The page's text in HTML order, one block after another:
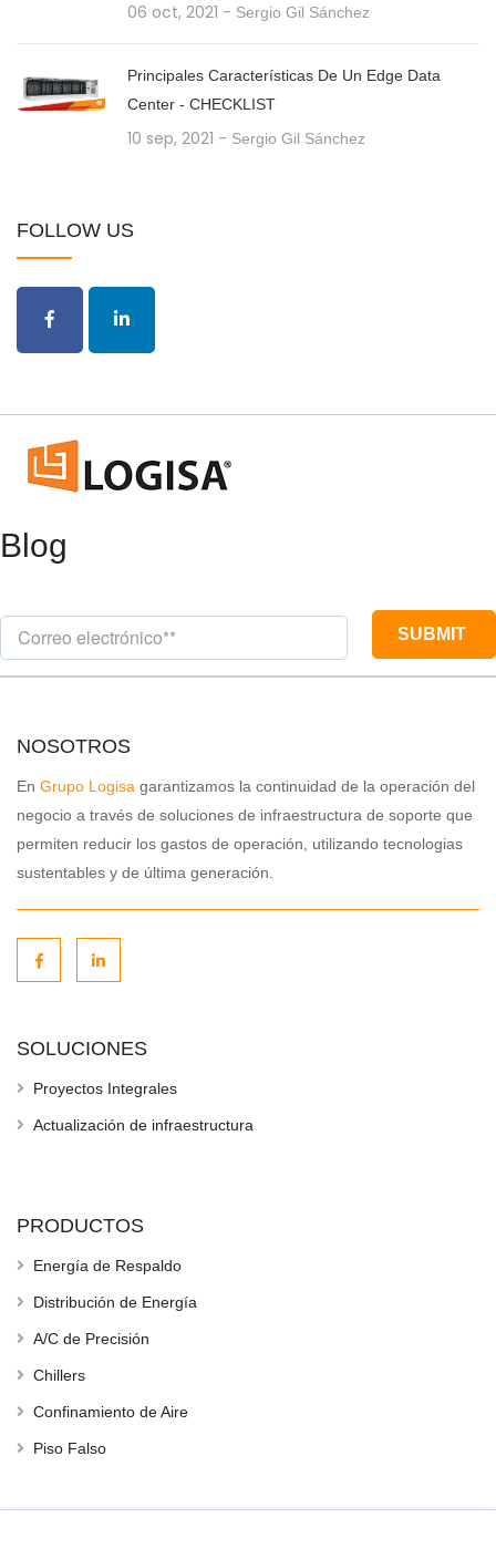
06 oct, 2021 - Sergio Gil Sánchez
Principales Características De Un Edge Data
Center - CHECKLIST
10 sep, 2021 - Sergio Gil Sánchez
FOLLOW US
Blog
NOSOTROS
En Grupo Logisa garantizamos la continuidad de la operación del
negocio a través de soluciones de infraestructura de soporte que
permiten reducir los gastos de operación, utilizando tecnologias
sustentables y de última generación.
SOLUCIONES
Proyectos Integrales
Actualización de infraestructura
PRODUCTOS
Energía de Respaldo
Distribución de Energía
A/C de Precisión
Chillers
Confinamiento de Aire
Piso Falso